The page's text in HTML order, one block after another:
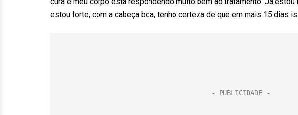
estou forte, com a cabeça boa, tenho certeza de que em mais 15 dias